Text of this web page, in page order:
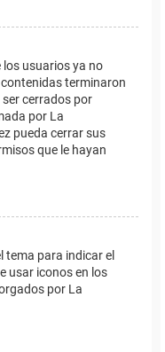
usuarios ya no
terminaron
cerrados por
por La
pueda cerrar sus
que le hayan
tema para indicar el
usar iconos en los
por La